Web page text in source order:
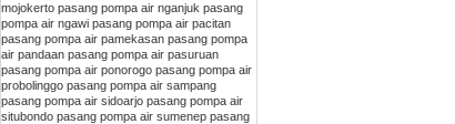
mojokerto pasang pompa air nganjuk pasang
pompa air ngawi pasang pompa air pacitan
pasang pompa air pamekasan pasang pompa
air pandaan pasang pompa air pasuruan
pasang pompa air ponorogo pasang pompa air
probolinggo pasang pompa air sampang
pasang pompa air sidoarjo pasang pompa air
situbondo pasang pompa air sumenep pasang